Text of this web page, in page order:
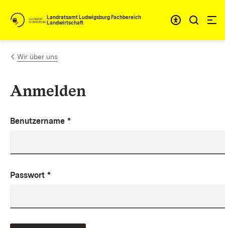
Zum Inhalt springen
Landratsamt Ludwigsburg Fachbereich
Landwirtschaft
Wir über uns
Anmelden
Benutzername *
Passwort *